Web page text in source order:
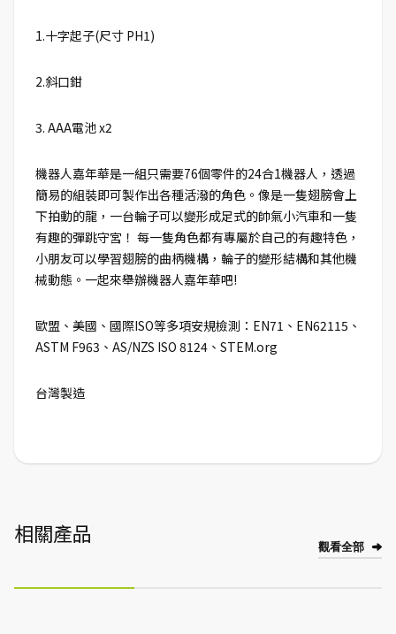
1.十字起子(尺寸 PH1)
2.斜口鉗
3. AAA電池 x2
機器人嘉年華是一組只需要76個零件的24合1機器人，透過
簡易的組裝即可製作出各種活潑的角色。像是一隻翅膀會上
下拍動的龍，一台輪子可以變形成足式的帥氣小汽車和一隻
有趣的彈跳守宮！ 每一隻角色都有專屬於自己的有趣特色，
小朋友可以學習翅膀的曲柄機構，輪子的變形結構和其他機
械動態。一起來舉辦機器人嘉年華吧!
歐盟、美國、國際ISO等多項安規檢測：EN71、EN62115、
ASTM F963、AS/NZS ISO 8124、STEM.org
台灣製造
相關產品 觀看全部